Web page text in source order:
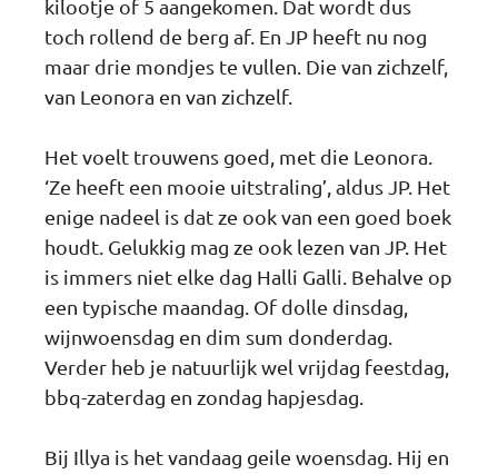
kilootje of 5 aangekomen. Dat wordt dus
toch rollend de berg af. En JP heeft nu nog
maar drie mondjes te vullen. Die van zichzelf,
van Leonora en van zichzelf.
Het voelt trouwens goed, met die Leonora.
‘Ze heeft een mooie uitstraling’, aldus JP. Het
enige nadeel is dat ze ook van een goed boek
houdt. Gelukkig mag ze ook lezen van JP. Het
is immers niet elke dag Halli Galli. Behalve op
een typische maandag. Of dolle dinsdag,
wijnwoensdag en dim sum donderdag.
Verder heb je natuurlijk wel vrijdag feestdag,
bbq-zaterdag en zondag hapjesdag.
Bij Illya is het vandaag geile woensdag. Hij en